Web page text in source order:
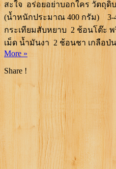
สะใจ อร่อยอย่าบอกใคร วัตถุ
(น้ำหนักประมาณ 400 กรัม) 3-
กระเทียมสับหยาบ 2 ช้อนโต๊ะ
เม็ด น้ำมันงา 2 ช้อนชา เกลือ
More »
Share !